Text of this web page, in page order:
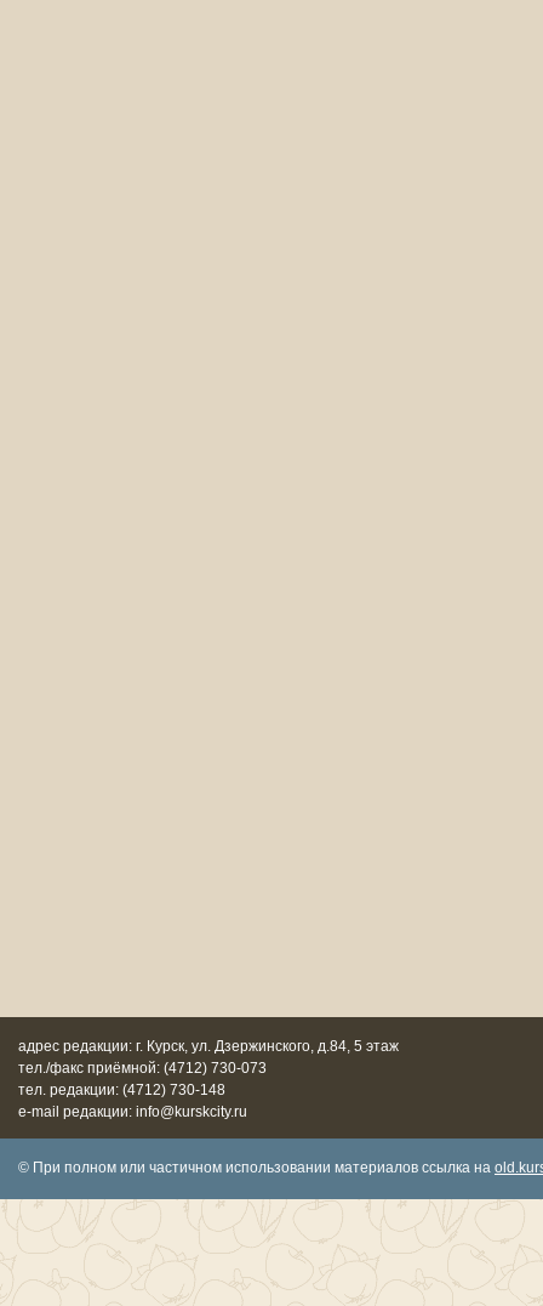
адрес редакции: г. Курск, ул. Дзержинского, д.84, 5 этаж
тел./факс приёмной: (4712) 730-073
тел. редакции: (4712) 730-148
e-mail редакции: info@kurskcity.ru
© При полном или частичном использовании материалов ссылка на